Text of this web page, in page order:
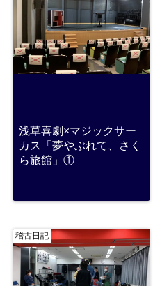
浅草喜劇×マジックサー
カス「夢やぶれて、さく
ら旅館」①
稽古日記